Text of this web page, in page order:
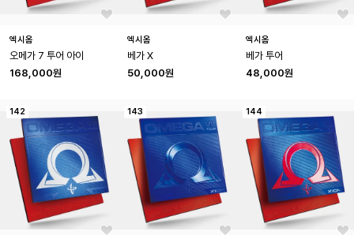
엑시옴
오메가 7 투어 아이
168,000원
엑시옴
베가 X
50,000원
엑시옴
베가 투어
48,000원
142 143 144